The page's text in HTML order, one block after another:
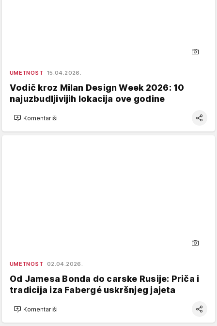
UMETNOST 15.04.2026.
Vodič kroz Milan Design Week 2026: 10
najuzbudljivijih lokacija ove godine
Komentariši
UMETNOST 02.04.2026.
Od Jamesa Bonda do carske Rusije: Priča i
tradicija iza Fabergé uskršnjeg jajeta
Komentariši